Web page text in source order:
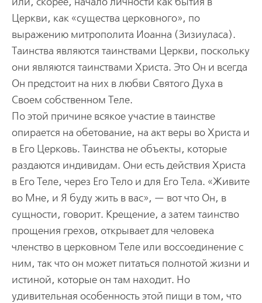
Церкви, как «существа церковного», по
выражению митрополита Иоанна (Зизиуласа).
Таинства являются таинствами Церкви, поскольку
они являются таинствами Христа. Это Он и всегда
Он предстоит на них в любви Святого Духа в
Своем собственном Теле.
По этой причине всякое участие в таинстве
опирается на обетование, на акт веры во Христа и
в Его Церковь. Таинства не объекты, которые
раздаются индивидам. Они есть действия Христа
в Его Теле, через Его Тело и для Его Тела. «Живите
во Мне, и Я буду жить в вас», — вот что Он, в
сущности, говорит. Крещение, а затем таинство
прощения грехов, открывает для человека
членство в церковном Теле или воссоединение с
ним, так что он может питаться полнотой жизни и
истиной, которые он там находит. Но
удивительная особенность этой пищи в том, что